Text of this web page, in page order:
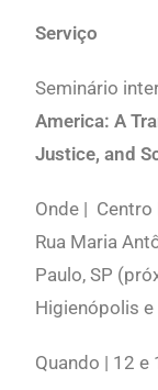
Serviço
Seminário
America: A
Justice, and
Onde |
Rua Maria
Paulo, SP
Higienópolis
Quando | 12